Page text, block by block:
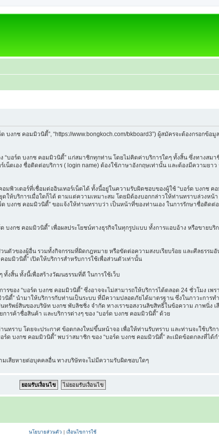
บงกช คอมมิวนิตี้”, “https://www.bongkoch.com/bkboard3”) ผู้สมัครจะต้องกรอกข้
“บอร์ด บงกช คอมมิวนิตี้” แก่สมาชิกทุกท่าน โดยไม่คิดค่าบริการใดๆ ทั้งสิ้น ซึ่งทางสม
น็ตเอง ชื่อติดต่อบริการ ( login name) ต้องใช้ภาษาอังกฤษเท่านั้น และต้องมีความยา
มพิวเตอร์ที่เชื่อมต่ออินเทอร์เน็ตได้ ทั้งนี้อยู่ในความรับผิดชอบของผู้ใช้ “บอร์ด บงกช
ให้บริการเมื่อใดก็ได้ ตามแต่ความเหมาะสม โดยมิต้องบอกกล่าวให้ท่านทราบล่วงหน้
บงกช คอมมิวนิตี้” ขอแจ้งให้ท่านทราบว่า เป็นหน้าที่ของท่านเอง ในการรักษาชื่อติดต่
บงกช คอมมิวนิตี้” เพื่อผลประโยชน์ทางธุรกิจในทุกรูปแบบ ทั้งการแอบอ้าง หรือขายบ
ตัวของผู้อื่น รวมทั้งกิจกรรมที่ผิดกฎหมาย หรือขัดต่อความสงบเรียบร้อย และศีลธรรม
มมิวนิตี้” เปิดให้บริการสำหรับการใช้เพื่อส่วนตัวเท่านั้น
งสิ้น ทั้งนี้เพื่อสร้างวัฒนธรรมที่ดี ในการใช้เว็บ
ของ “บอร์ด บงกช คอมมิวนิตี้” ซึ่งอาจจะไม่สามารถให้บริการได้ตลอด 24 ชั่วโมง เพร
ตี้” นำมาให้บริการกับท่านเป็นระบบ ที่มีความปลอดภัยได้มาตรฐาน ซึ่งในภาวะการท
รัพย์สินของบริษัท บงกช พับลิชชิ่ง จำกัด ทางเราขอสงวนลิขสิทธิ์ในข้อความ ภาพนิ่ง
ารค้าชื่อสินค้า และบริการต่างๆ ของ “บอร์ด บงกช คอมมิวนิตี้” ด้วย
ทราบ โดยจะประกาศ ข้อตกลงใหม่ขึ้นหน้าจอ เพื่อให้ท่านรับทราบ และท่านจะใช้บริก
ด บงกช คอมมิวนิตี้” พบว่าสมาชิก ของ “บอร์ด บงกช คอมมิวนิตี้” ละเมิดข้อตกลงที่ได้
เสียหายต่อบุคคลอื่น ทางบริษัทจะไม่มีความรับผิดชอบใดๆ
นโยบายส่วนตัว | เงื่อนไขการใช้